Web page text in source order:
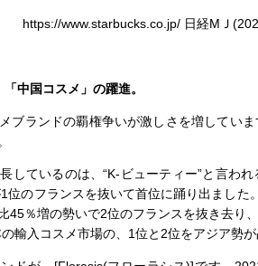
https://www.starbucks.co.jp/ 日経МＪ
中国コスメ」の躍進。
ブランドの覇権争いが激しさを増してい
しているのは、“K-ビューティー”と言わ
位のフランスを抜いて首位に踊り出ました
45％増の勢いで2位のフランスを抜き去り
輸入コスメ市場の、1位と2位をアジア勢が